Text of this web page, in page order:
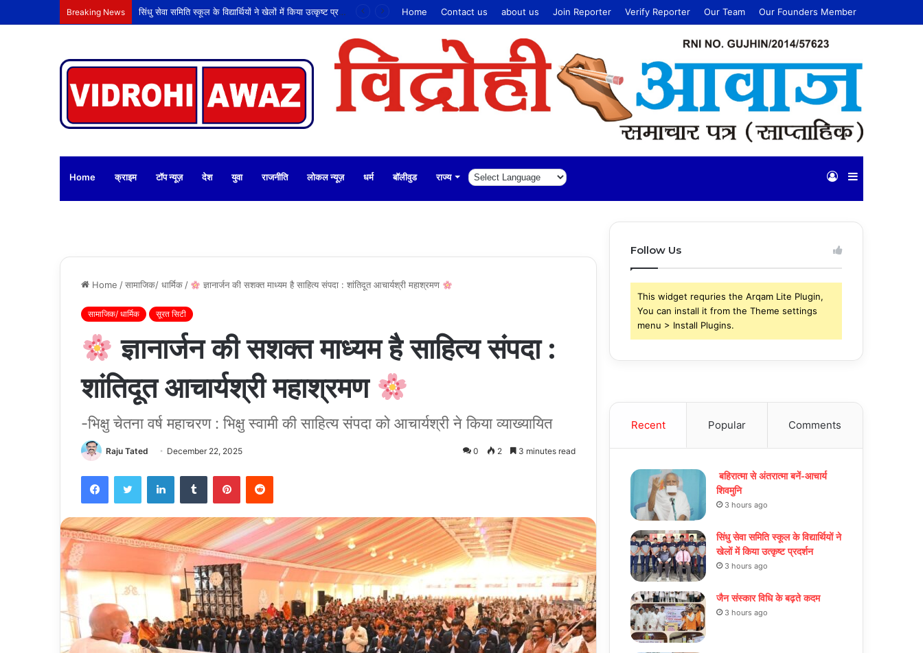
Breaking News सिंधु सेवा समिति स्कूल के विद्यार्थियों ने खेलों में किया उत्कृष्ट प्रदर्शन Home Contact us about us Join Reporter Verify Reporter Our Team Our Founders Member
Home क्राइम टॉप न्यूज़ देश युवा राजनीति लोकल न्यूज़ धर्म बॉलीवुड राज्य Sidebar
Log
Home /सामाजिक/ धार्मिक/ ज्ञानार्जन की सशक्त माध्यम है साहित्य संपदा : शांतिदूत आचार्यश्री महाश्रमण
सामाजिक/ धार्मिक सूरत सिटी
ज्ञानार्जन की सशक्त माध्यम है साहित्य संपदा :
शांतिदूत आचार्यश्री महाश्रमण
-भिक्षु चेतना वर्ष महाचरण : भिक्षु स्वामी की साहित्य संपदा को आचार्यश्री ने किया व्याख्यायित
Raju Tated December 22, 2025 0 2 3 minutes read
FacebookTwitter LinkedInTumblr PinterestReddit
Follow Us
This widget requries the Arqam Lite Plugin,
You can install it from the Theme settings
menu > Install Plugins.
Recent Popular Comments
बहिरात्मा से अंतरात्मा बनें-आचार्य
शिवमुनि
3 hours ago
सिंधु सेवा समिति स्कूल के विद्यार्थियों ने
खेलों में किया उत्कृष्ट प्रदर्शन
3 hours ago
जैन संस्कार विधि के बढ़ते कदम
3 hours ago